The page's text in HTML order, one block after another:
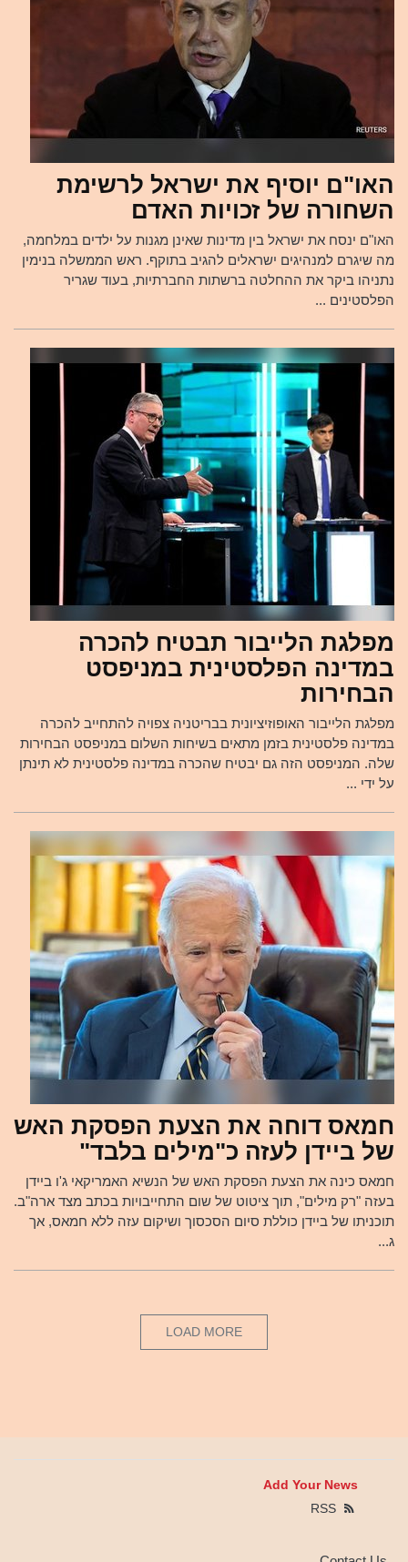
האו"ם יוסיף את ישראל לרשימת
השחורה של זכויות האדם
האו"ם ינסח את ישראל בין מדינות שאינן מגנות על ילדים במלחמה,
מה שיגרם למנהיגים ישראלים להגיב בתוקף. ראש הממשלה בנימין
נתניהו ביקר את ההחלטה ברשתות החברתיות, בעוד שגריר
הפלסטינים ...
מפלגת הלייבור תבטיח להכרה
במדינה הפלסטינית במניפסט
הבחירות
מפלגת הלייבור האופוזיציונית בבריטניה צפויה להתחייב להכרה
במדינה פלסטינית בזמן מתאים בשיחות השלום במניפסט הבחירות
שלה. המניפסט הזה גם יבטיח שהכרה במדינה פלסטינית לא תינתן
על ידי ...
חמאס דוחה את הצעת הפסקת האש
של ביידן לעזה כ"מילים בלבד"
חמאס כינה את הצעת הפסקת האש של הנשיא האמריקאי ג'ו ביידן
בעזה "רק מילים", תוך ציטוט של שום התחייבויות בכתב מצד ארה"ב.
תוכניתו של ביידן כוללת סיום הסכסוך ושיקום עזה ללא חמאס, אך
ג...
LOAD MORE
Add Your News